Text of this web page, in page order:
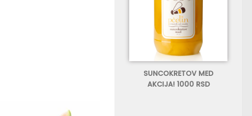
SUNCOKRETOV MED
AKCIJA! 1000 RSD